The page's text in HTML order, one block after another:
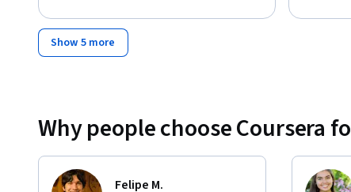
Show 5 more
Why people choose Coursera
Felipe M.